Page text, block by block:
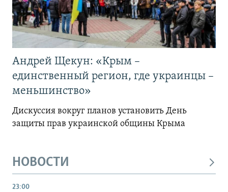
Андрей Щекун: «Крым –
единственный регион, где украинцы –
меньшинство»
Дискуссия вокруг планов установить День
защиты прав украинской общины Крыма
НОВОСТИ
23:00